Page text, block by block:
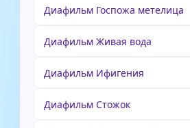
Диафильм Госпожа метелица
Диафильм Живая вода
Диафильм Ифигения
Диафильм Стожок